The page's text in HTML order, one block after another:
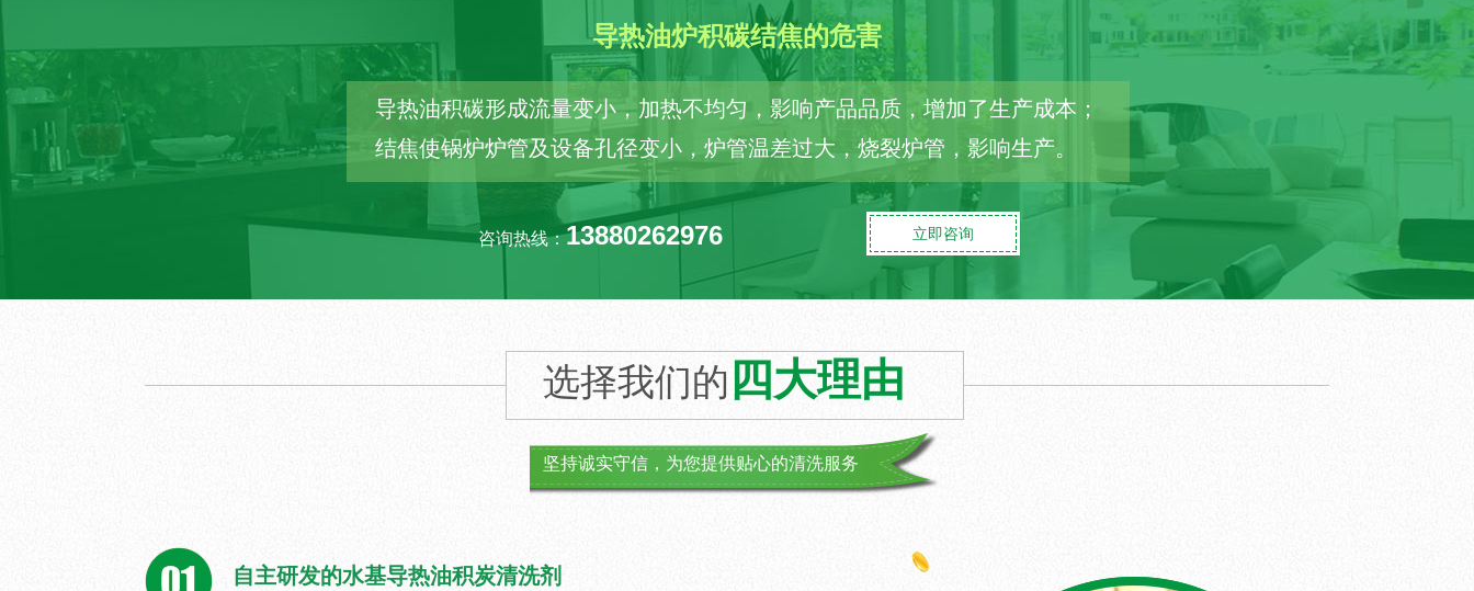
导热油炉积碳结焦的危害
导热油积碳形成流量变小，加热不均匀，影响产品品质，增加了生产成本；
结焦使锅炉炉管及设备孔径变小，炉管温差过大，烧裂炉管，影响生产。
咨询热线：13880262976 立即咨询
选择我们的 四大理由
坚持诚实守信，为您提供贴心的清洗服务
自主研发的水基导热油积炭清洗剂